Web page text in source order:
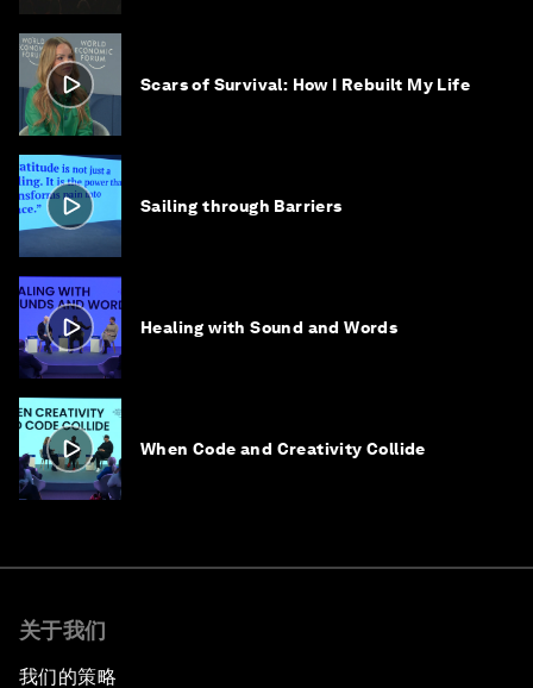
Scars of Survival: How I Rebuilt My Life
Sailing through Barriers
Healing with Sound and Words
When Code and Creativity Collide
关于我们
我们的策略